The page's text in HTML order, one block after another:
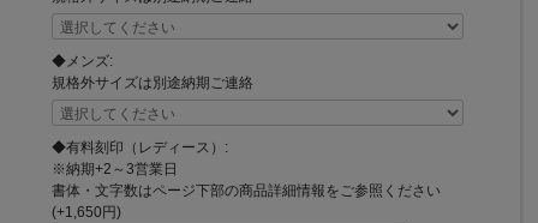
◆メンズ:
規格外サイズは別途納期ご連絡
◆有料刻印（レディース）:
※納期+2～3営業日
書体・文字数はページ下部の商品詳細情報をご参照ください
(+1,650円)